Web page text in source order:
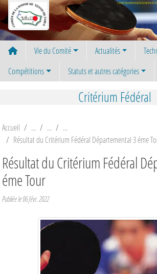
Comité Départemental de la Somme de
Vie du Comité Actualités
Compétitions
Statuts et autres catégories
Critérium Fédéral
Accueil
Résultat du Critérium Fédéral Départemental 3 éme
Résultat du Critérium Fédéral
éme Tour
Publiée le06 févr. 2022
Panneau de gestion des cookies